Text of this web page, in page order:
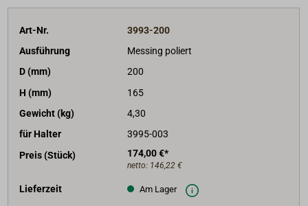
Art-Nr.
3993-200
Ausführung
Messing poliert
D (mm)
200
H (mm)
165
Gewicht (kg)
4,30
für Halter
3995-003
Preis (Stück)
174,00 €*
netto: 146,22 €
Lieferzeit Am Lager